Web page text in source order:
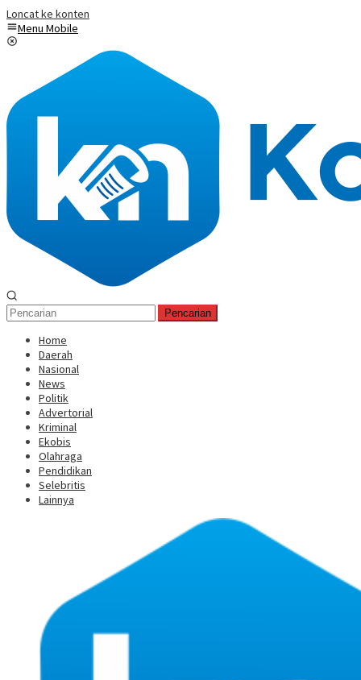
Loncat ke konten
Menu Mobile
Pencarian
Home
Daerah
Nasional
News
Politik
Advertorial
Kriminal
Ekobis
Olahraga
Pendidikan
Selebritis
Lainnya